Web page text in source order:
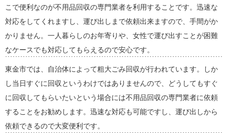
こで便利なのが不用品回収の専門業者を利用することです。迅速な
対応をしてくれますし、運び出しまで依頼出来ますので、手間がか
かりません。一人暮らしのお年寄りや、女性で運び出すことが困難
なケースでも対応してもらえるので安心です。
東金市では、自治体によって粗大ごみ回収が行われています。しか
し当日すぐに回収というわけではありませんので、どうしてもすぐ
に回収してもらいたいという場合には不用品回収の専門業者に依頼
することをお勧めします。迅速な対応も可能ですし、運び出しから
依頼できるので大変便利です。